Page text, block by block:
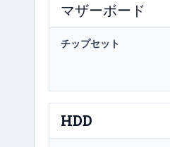
マザーボード
チップセット
HDD